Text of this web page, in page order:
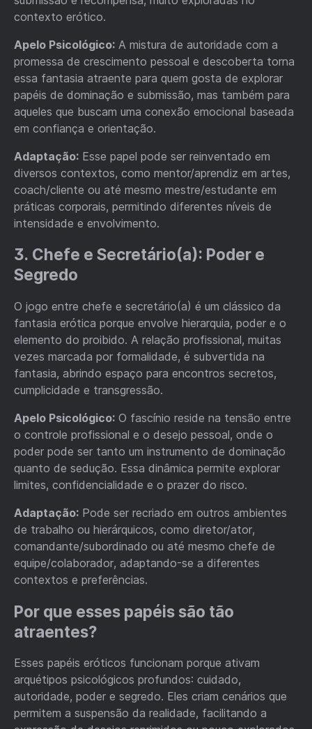
contexto erótico.
Apelo Psicológico: A mistura de autoridade com a
promessa de crescimento pessoal e descoberta torna
essa fantasia atraente para quem gosta de explorar
papéis de dominação e submissão, mas também para
aqueles que buscam uma conexão emocional baseada
em confiança e orientação.
Adaptação: Esse papel pode ser reinventado em
diversos contextos, como mentor/aprendiz em artes,
coach/cliente ou até mesmo mestre/estudante em
práticas corporais, permitindo diferentes níveis de
intensidade e envolvimento.
3. Chefe e Secretário(a): Poder e
Segredo
O jogo entre chefe e secretário(a) é um clássico da
fantasia erótica porque envolve hierarquia, poder e o
elemento do proibido. A relação profissional, muitas
vezes marcada por formalidade, é subvertida na
fantasia, abrindo espaço para encontros secretos,
cumplicidade e transgressão.
Apelo Psicológico: O fascínio reside na tensão entre
o controle profissional e o desejo pessoal, onde o
poder pode ser tanto um instrumento de dominação
quanto de sedução. Essa dinâmica permite explorar
limites, confidencialidade e o prazer do risco.
Adaptação: Pode ser recriado em outros ambientes
de trabalho ou hierárquicos, como diretor/ator,
comandante/subordinado ou até mesmo chefe de
equipe/colaborador, adaptando-se a diferentes
contextos e preferências.
Por que esses papéis são tão
atraentes?
Esses papéis eróticos funcionam porque ativam
arquétipos psicológicos profundos: cuidado,
autoridade, poder e segredo. Eles criam cenários que
permitem a suspensão da realidade, facilitando a